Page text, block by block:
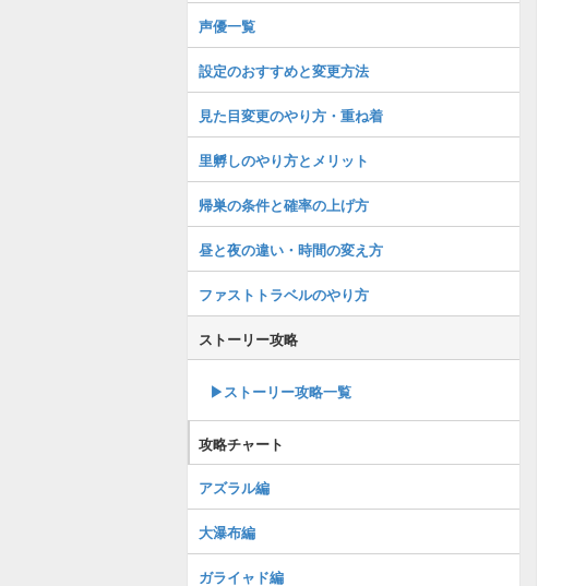
声優一覧
設定のおすすめと変更方法
見た目変更のやり方・重ね着
里孵しのやり方とメリット
帰巣の条件と確率の上げ方
昼と夜の違い・時間の変え方
ファストトラベルのやり方
ストーリー攻略
▶︎ストーリー攻略一覧
攻略チャート
アズラル編
大瀑布編
ガライャド編